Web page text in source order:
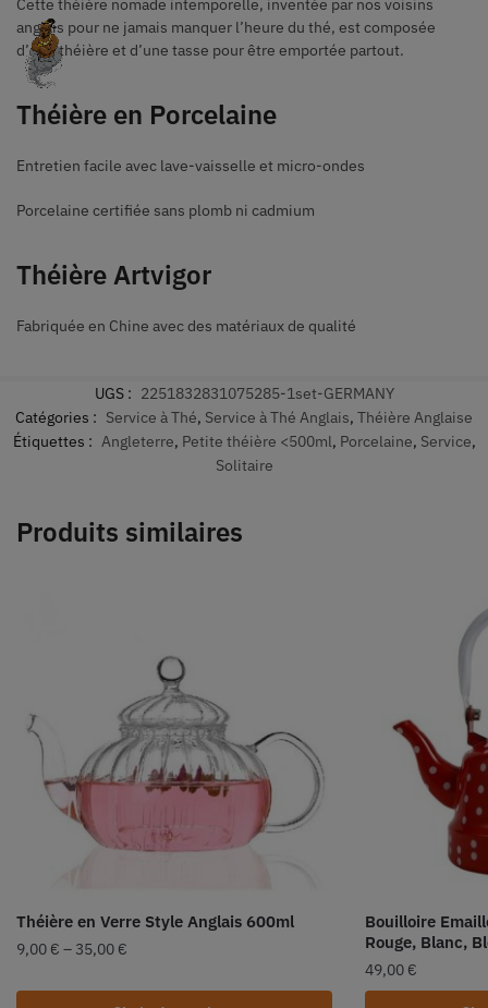
Cette théière nomade intemporelle, inventée par nos voisins
anglais pour ne jamais manquer l’heure du thé, est composée
d’une théière et d’une tasse pour être emportée partout.
Théière en Porcelaine
Entretien facile avec lave-vaisselle et micro-ondes
Porcelaine certifiée sans plomb ni cadmium
Théière Artvigor
Fabriquée en Chine avec des matériaux de qualité
UGS : 2251832831075285-1set-GERMANY
Catégories : Service à Thé, Service à Thé Anglais, Théière Anglaise
Étiquettes : Angleterre, Petite théière <500ml, Porcelaine, Service,
Solitaire
Produits similaires
Théière en Verre Style Anglais 600ml
9,00 € – 35,00 €
Bouilloire
Rouge, Blanc,
49,00 €